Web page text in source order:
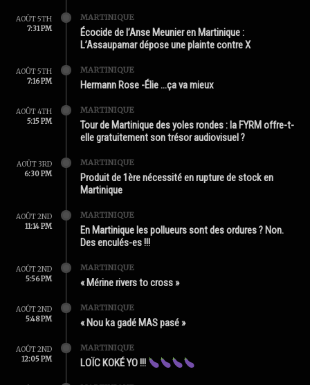
AOÛT 5TH
7:31 PM
MARTINIQUE
Écocide de l’Anse Meunier en Martinique :
L’Assaupamar dépose une plainte contre X
AOÛT 5TH
7:16 PM
MARTINIQUE
Hermann Rose -Élie …ça va mieux
AOÛT 4TH
5:15 PM
MARTINIQUE
Tour de Martinique des yoles rondes : la FYRM offre-t-
elle gratuitement son trésor audiovisuel ?
AOÛT 3RD
6:30 PM
MARTINIQUE
Produit de 1ère nécessité en rupture de stock en
Martinique
AOÛT 2ND
11:14 PM
MARTINIQUE
En Martinique les pollueurs sont des ordures ? Non.
Des enculés-es !!!
AOÛT 2ND
5:56 PM
MARTINIQUE
« Mérine rivers to cross »
AOÛT 2ND
5:48 PM
MARTINIQUE
« Nou ka gadé MAS pasé »
AOÛT 2ND
12:05 PM
MARTINIQUE
LOÏC KOKÉ YO !!!